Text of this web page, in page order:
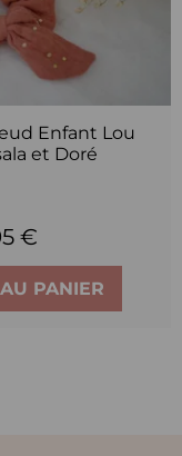
Enfant Lou
et Doré
€
PANIER